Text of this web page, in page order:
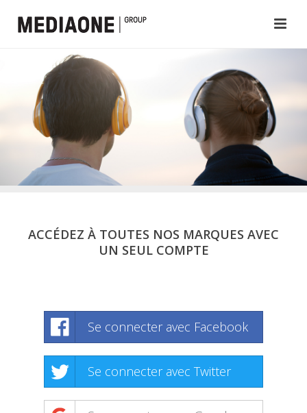
ACCÉDEZ À TOUTES NOS MARQUES AVEC
UN SEUL COMPTE
Se connecter avec Facebook
Se connecter avec Twitter